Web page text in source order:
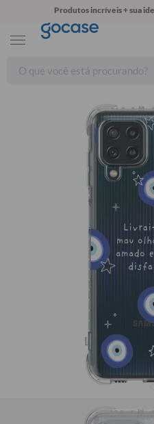
Produtos incríveis + sua
Capinha para celular Olho